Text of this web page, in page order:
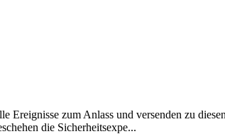
zum Anlass und versenden zu
die Sicherheitsexpe...